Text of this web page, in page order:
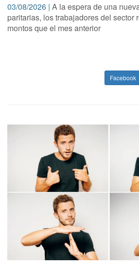
03/08/2026 | A la espera de una
paritarias, los trabajadores del sector
montos que el mes anterior
Facebook